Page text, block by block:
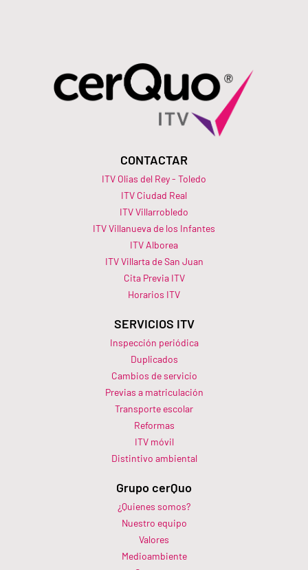
CONTACTAR
ITV Olias del Rey - Toledo
ITV Ciudad Real
ITV Villarrobledo
ITV Villanueva de los Infantes
ITV Alborea
ITV Villarta de San Juan
Cita Previa ITV
Horarios ITV​
SERVICIOS ITV
Inspección periódica
Duplicados
Cambios de servicio
Previas a matriculación
Transporte escolar
Reformas
ITV móvil
Distintivo ambiental
Grupo cerQuo
¿Quienes somos?
Nuestro equipo
Valores
Medioambiente